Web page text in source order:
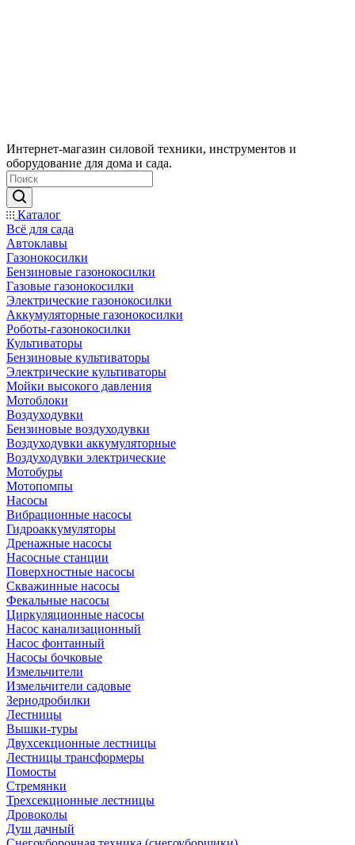
Интернет-магазин силовой техники, инструментов и
оборудование для дома и сада.
Каталог
Всё для сада
Автоклавы
Газонокосилки
Бензиновые газонокосилки
Газовые газонокосилки
Электрические газонокосилки
Аккумуляторные газонокосилки
Роботы-газонокосилки
Культиваторы
Бензиновые культиваторы
Электрические культиваторы
Мойки высокого давления
Мотоблоки
Воздуходувки
Бензиновые воздуходувки
Воздуходувки аккумуляторные
Воздуходувки электрические
Мотобуры
Мотопомпы
Насосы
Вибрационные насосы
Гидроаккумуляторы
Дренажные насосы
Насосные станции
Поверхностные насосы
Скважинные насосы
Фекальные насосы
Циркуляционные насосы
Насос канализационный
Насос фонтанный
Насосы бочковые
Измельчители
Измельчители садовые
Зернодробилки
Лестницы
Вышки-туры
Двухсекционные лестницы
Лестницы трансформеры
Помосты
Стремянки
Трехсекционные лестницы
Дровоколы
Душ дачный